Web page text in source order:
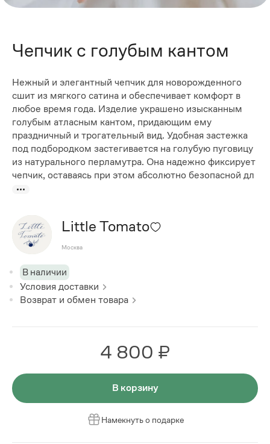
Чепчик с голубым кантом
Нежный и элегантный чепчик для новорожденного
сшит из мягкого сатина и обеспечивает комфорт в
любое время года. Изделие украшено изысканным
голубым атласным кантом, придающим ему
праздничный и трогательный вид. Удобная застежка
под подбородком застегивается на голубую пуговицу
из натурального перламутра. Она надежно фиксирует
чепчик, оставаясь при этом абсолютно безопасной дл
Little Tomato
Москва
В наличии
Условия доставки
Возврат и обмен товара
4 800 ₽
В корзину
Намекнуть о подарке